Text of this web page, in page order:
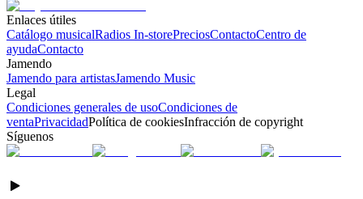
Enlaces útiles
Catálogo musicalRadios In-storePreciosContactoCentro de
ayudaContacto
Jamendo
Jamendo para artistasJamendo Music
Legal
Condiciones generales de usoCondiciones de
ventaPrivacidadPolítica de cookiesInfracción de copyright
Síguenos